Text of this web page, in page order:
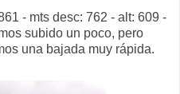
- mts desc: 762 - alt: 609 -
subido un poco, pero
una bajada muy rápida.